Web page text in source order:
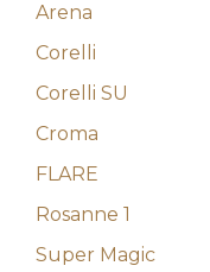
Arena
Corelli
Corelli SU
Croma
FLARE
Rosanne 1
Super Magic